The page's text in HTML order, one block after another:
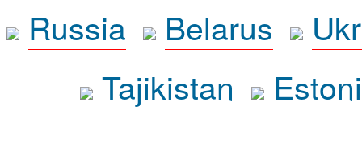
Russia
Belarus
Tajikistan